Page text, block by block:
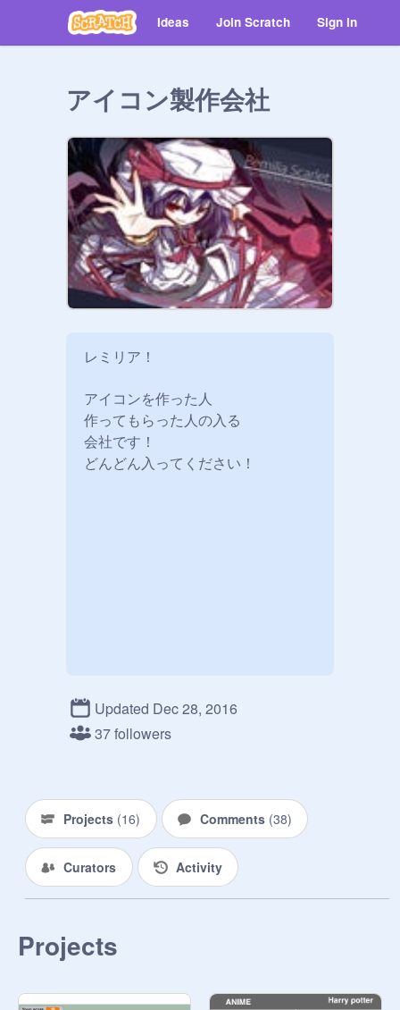
Ideas Join Scratch Sign in
アイコン製作会社
レミリア！
アイコンを作った人
作ってもらった人の入る
会社です！
どんどん入ってください！
Updated Dec 28, 2016
37 followers
Projects (16) Comments (38)
Curators Activity
Projects